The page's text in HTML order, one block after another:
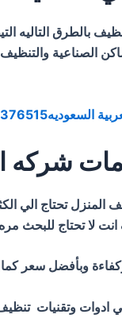
بالطرق التاليه
الصناعية
شركه
المنزل تحتاج الي
لا تحتاج للبحث
سعر كما
وتقنيات تنظيف